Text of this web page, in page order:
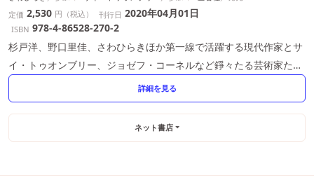
定価 2,530 円（税込） 刊行日 2020年04月01日
ISBN 978-4-86528-270-2
杉戸洋、野口里佳、さわひらきほか第一線で活躍する現代作家とサ
イ・トゥオンブリー、ジョゼフ・コーネルなど錚々たる芸術家たち
詳細を見る
ネット書店